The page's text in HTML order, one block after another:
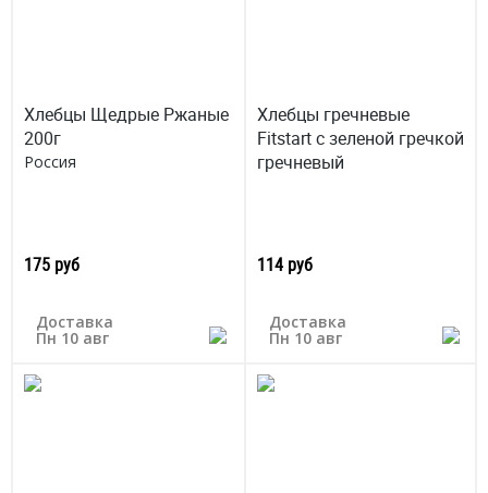
Хлебцы Щедрые Ржаные
200г
Россия
175 руб
Доставка
Пн 10 авг
Хлебцы гречневые
Fitstart с зеленой гречкой
гречневый
114 руб
Доставка
Пн 10 авг